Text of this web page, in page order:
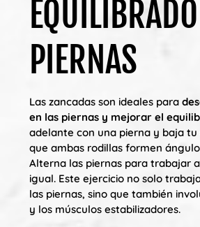
PIERNAS
Las zancadas son ideales para
en las piernas y mejorar el
adelante con una pierna y baja
que ambas rodillas formen
Alterna las piernas para trabajar
igual. Este ejercicio no solo
las piernas, sino que también
y los músculos estabilizadores.